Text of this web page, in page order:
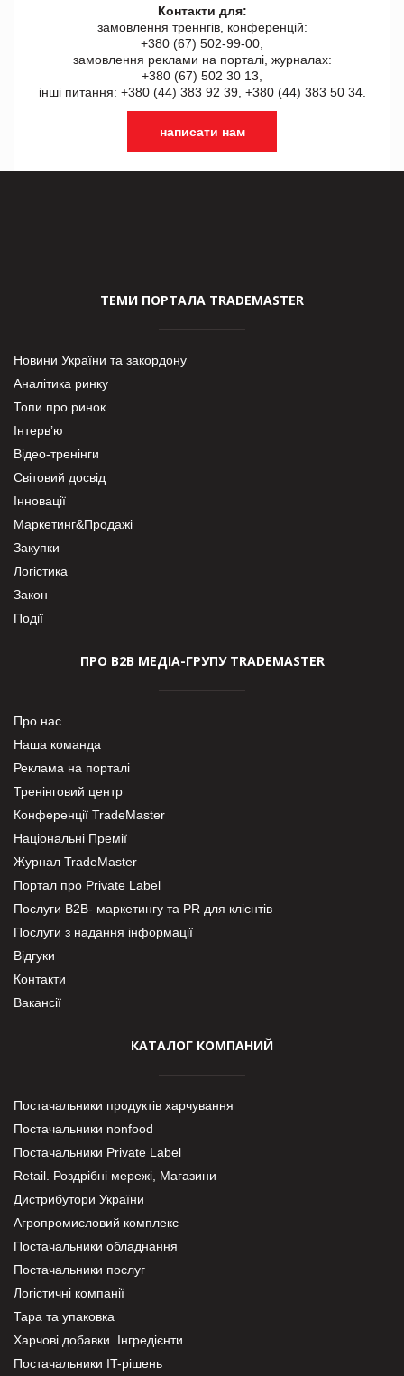
Контакти для:
замовлення треннгів, конференцій:
+380 (67) 502-99-00,
замовлення реклами на порталі, журналах:
+380 (67) 502 30 13,
інші питання: +380 (44) 383 92 39, +380 (44) 383 50 34.
написати нам
ТЕМИ ПОРТАЛА TRADEMASTER
Новини України та закордону
Аналітика ринку
Топи про ринок
Інтерв’ю
Відео-тренінги
Світовий досвід
Інновації
Маркетинг&Продажі
Закупки
Логістика
Закон
Події
ПРО В2В МЕДІА-ГРУПУ TRADEMASTER
Про нас
Наша команда
Реклама на порталі
Тренінговий центр
Конференції TradeMaster
Національні Премії
Журнал TradeMaster
Портал про Private Label
Послуги В2В- маркетингу та PR для клієнтів
Послуги з надання інформації
Відгуки
Контакти
Вакансії
КАТАЛОГ КОМПАНИЙ
Постачальники продуктів харчування
Постачальники nonfood
Постачальники Private Label
Retail. Роздрібні мережі, Магазини
Дистрибутори України
Агропромисловий комплекс
Постачальники обладнання
Постачальники послуг
Логістичні компанії
Тара та упаковка
Харчові добавки. Інгредієнти.
Постачальники IT-рішень